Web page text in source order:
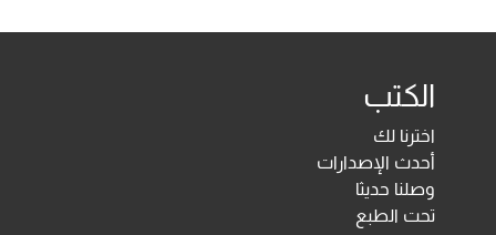
الكتب
اخترنا لك
أحدث الإصدارات
وصلنا حديثا
تحت الطبع